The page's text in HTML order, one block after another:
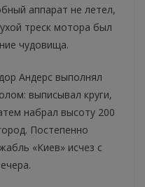
аппарат не летел,
треск мотора был
чудовища.
Андерс выполнял
выписывал круги,
набрал высоту 200
Постепенно
«Киев» исчез с